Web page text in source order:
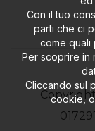
Con il tuo
parti che ci
come quali
Per scoprire in
Cliccando sul
cookie,